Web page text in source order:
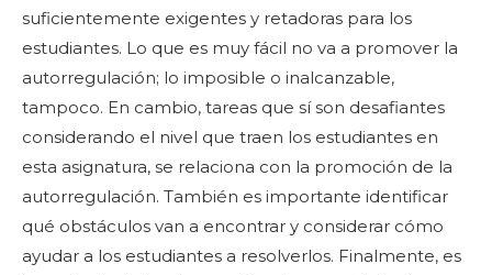
suficientemente exigentes y retadoras para los
estudiantes. Lo que es muy fácil no va a promover la
autorregulación; lo imposible o inalcanzable,
tampoco. En cambio, tareas que sí son desafiantes
considerando el nivel que traen los estudiantes en
esta asignatura, se relaciona con la promoción de la
autorregulación. También es importante identificar
qué obstáculos van a encontrar y considerar cómo
ayudar a los estudiantes a resolverlos. Finalmente, es